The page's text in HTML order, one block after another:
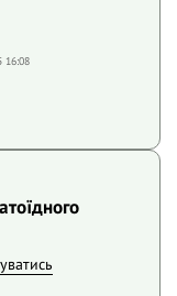
16:08